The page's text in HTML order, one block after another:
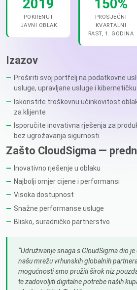
2019
POKRENUT
JAVNI OBLAK
150%
PROSJEČNI
KVARTALNI
RAST, 1. GODINA
Izazov
Proširiti svoj portfelj na podatkovne
usluge, upravljane usluge i
Iskoristite troškovnu učinkovitost
za klijente
Isporučite inovativna rješenja za
bez ugrožavanja sigurnosti
Zašto CloudSigma —
Inovativno rješenje u oblaku
Najbolji omjer cijene i performansi
Visoka dostupnost
Snažne performanse usluge
Blisko, suradničko partnerstvo
Udruživanje snaga s CloudSigma dio
našu mrežu vrhunskih globalnih
mogućnosti smo pružiti širok niz
te zadovoljiti digitalne potrebe naših